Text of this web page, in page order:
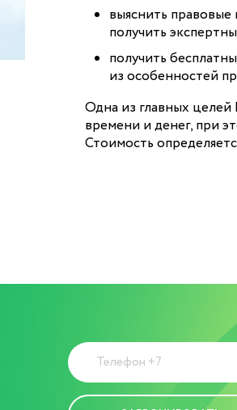
выяснить
получить
получить
из особенностей
Одна из главных
времени и денег, при
Стоимость